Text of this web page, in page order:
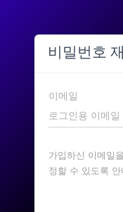
비밀번호
이메일
가입하신 이메일
정할 수 있도록